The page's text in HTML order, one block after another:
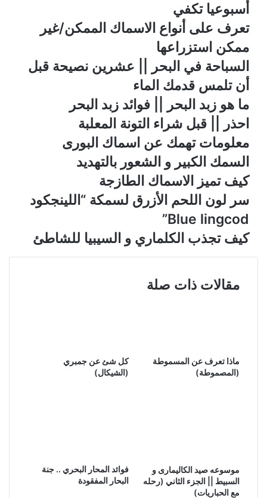
أسبوعيا تكفي
تعرف على أنواع الاسماك الممكن/غير
ممكن استزراعها
السباحة في البحر || عشرين نصيحة قبل
أن تلمس قدمك الماء
ما هو زبد البحر || فوائد زبد البحر
احذر || قبل شراء التونة المعلبة
معلومات تهمك عن اسماك البورى
السمك الكبير و الشعور بالتهديد
كيف تميز الاسماك الطازجة
سر لون اللحم الأزرق لسمكة “اللينجكود
Blue lingcod”
كيف تجذب الكلماري و السيبيا للشاطئ
مقالات ذات صلة
كل شئ عن جمبري
(الشيكال)
ماذا تعرف عن المسموطة
(المصموطة)
فوائد المحار البحري .. جنة
البحار المفقودة
موسوعه صيد الكاليمارى و
السبيط || الجزء الثاني (رحله
مع الحباريات)